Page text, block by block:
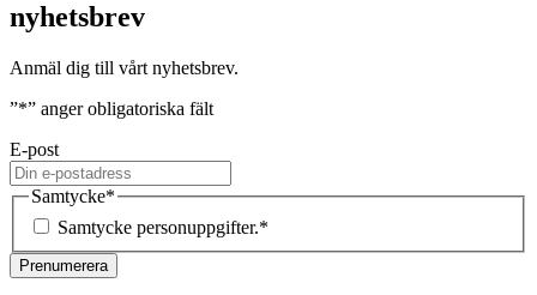
nyhetsbrev
Anmäl dig till vårt nyhetsbrev.
”*” anger obligatoriska fält
E-post
Samtycke*
Samtycke personuppgifter.*